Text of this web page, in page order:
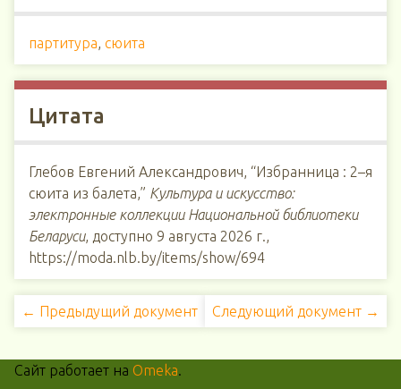
партитура, сюита
Цитата
Глебов Евгений Александрович, “Избранница : 2–я
сюита из балета,” Культура и искусство:
электронные коллекции Национальной библиотеки
Беларуси, доступно 9 августа 2026 г.,
https://moda.nlb.by/items/show/694
← Предыдущий документ Следующий документ →
Сайт работает на Omeka.